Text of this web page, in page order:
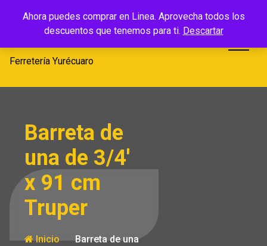
Ahora puedes comprar en Linea. Aprovecha todos los
descuentos que tenemos para ti. Descartar
Ferretería
Yurécuaro
Ferretería Yurécuaro
Barreta de
una de 3/4′
x 91 cm
Truper
Inicio
Barreta de una